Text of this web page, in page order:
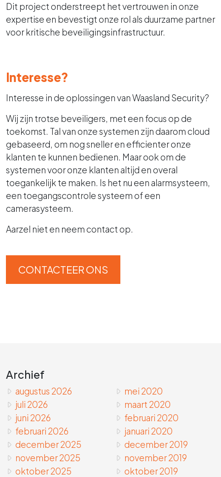
Dit project onderstreept het vertrouwen in onze
expertise en bevestigt onze rol als duurzame partner
voor kritische beveiligingsinfrastructuur.
Interesse?
Interesse in de oplossingen van Waasland Security?
Wij zijn trotse beveiligers, met een focus op de
toekomst. Tal van onze systemen zijn daarom cloud
gebaseerd, om nog sneller en efficienter onze
klanten te kunnen bedienen. Maar ook om de
systemen voor onze klanten altijd en overal
toegankelijk te maken. Is het nu een alarmsysteem,
een toegangscontrole systeem of een
camerasysteem.
Aarzel niet en neem contact op.
CONTACTEER ONS
Archief
augustus 2026
juli 2026
juni 2026
februari 2026
december 2025
november 2025
oktober 2025
mei 2020
maart 2020
februari 2020
januari 2020
december 2019
november 2019
oktober 2019